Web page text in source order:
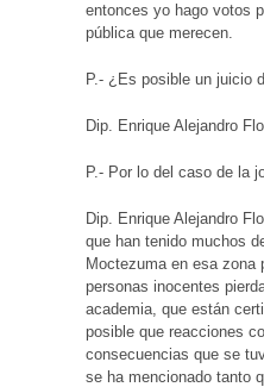
entonces yo hago votos
pública que merecen.
P.- ¿Es posible un juicio
Dip. Enrique Alejandro
P.- Por lo del caso de la
Dip. Enrique Alejandro
que han tenido muchos
Moctezuma en esa zona
personas inocentes
academia, que están
posible que reacciones
consecuencias que se
se ha mencionado tanto